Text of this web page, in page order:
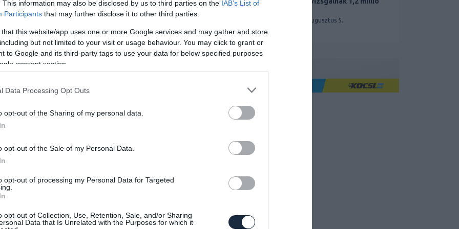
This information may also be disclosed by us to third parties on the IAB’s List of
Participants that may further disclose it to other third parties.
that this website/app uses one or more Google services and may gather and store
but not limited to your visit or usage behaviour. You may click to grant or
to Google and its third-party tags to use your data for below specified purposes
consent section.
Data Processing Opt Outs
opt-out of the Sharing of my personal data.
opt-out of the Sale of my Personal Data.
opt-out of processing my Personal Data for Targeted
opt-out of Collection, Use, Retention, Sale, and/or Sharing
Data that Is Unrelated with the Purposes for which it
most pedig a gyáriak meg is erősítették,
harmadik generációját.
hiszen a jelenlegi változat már 2012 óta
hogy nem kapkodtak, hiszen egy mai napig
felvonás is, hiszen egy hónapja egy
álcázott példányt, amire a gyártó most reagált
három karosszéria változatban (simple,
egyelőre még nem esett szó, de jó
jól bevált 1,9 literes 163 lóerős négyhengeres
csak 2017-ben csatlakozott a palettához.
2026. augusztus 5.